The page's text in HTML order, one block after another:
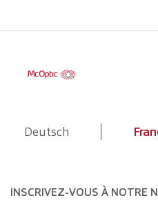
Deutsch
INSCRIVEZ-VOUS À NOTRE